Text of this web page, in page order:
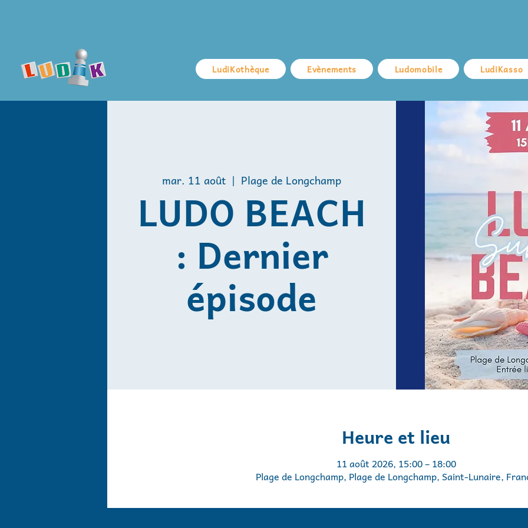
LudiKothèque Evènements Ludomobile LudiKasso
mar. 11 août
  |
Plage de Longchamp
LUDO BEACH
: Dernier
épisode
Heure et lieu
11 août 2026, 15:00 – 18:00
Plage de Longchamp, Plage de Longchamp, Saint-Lunaire,